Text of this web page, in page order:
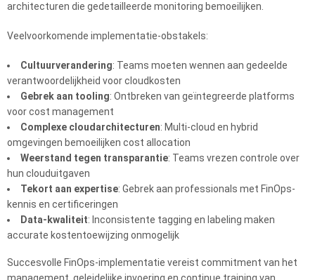
architecturen die gedetailleerde monitoring bemoeilijken.
Veelvoorkomende implementatie-obstakels:
Cultuurverandering: Teams moeten wennen aan gedeelde
verantwoordelijkheid voor cloudkosten
Gebrek aan tooling: Ontbreken van geïntegreerde platforms
voor cost management
Complexe cloudarchitecturen: Multi-cloud en hybrid
omgevingen bemoeilijken cost allocation
Weerstand tegen transparantie: Teams vrezen controle over
hun clouduitgaven
Tekort aan expertise: Gebrek aan professionals met FinOps-
kennis en certificeringen
Data-kwaliteit: Inconsistente tagging en labeling maken
accurate kostentoewijzing onmogelijk
Succesvolle FinOps-implementatie vereist commitment van het